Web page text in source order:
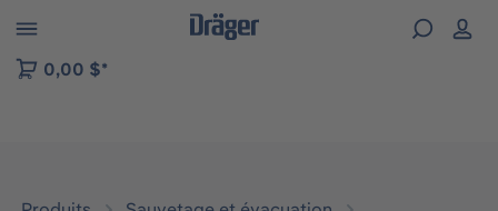
to B2B platform navigation
0,00 $*